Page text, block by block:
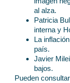
al alza.
Patricia
interna y
La
país.
Javier
bajos.
Pueden